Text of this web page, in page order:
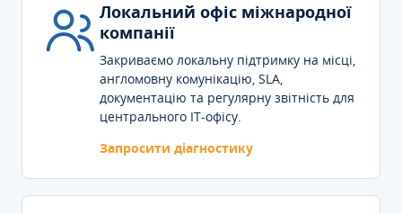
Локальний офіс міжнародної
компанії
Закриваємо локальну підтримку на місці,
англомовну комунікацію, SLA,
документацію та регулярну звітність для
центрального IT-офісу.
Запросити діагностику